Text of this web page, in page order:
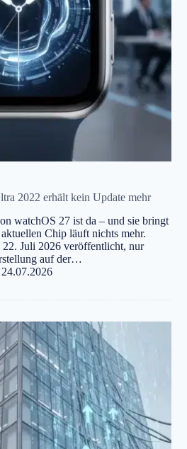
2022 erhält kein Update mehr
watchOS 27 ist da – und sie bringt
Chip läuft nichts mehr.
22. Juli 2026 veröffentlicht, nur
auf der…
24.07.2026